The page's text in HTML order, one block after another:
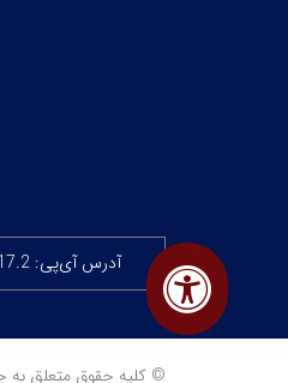
آدرس آی‌پی:
© کلیه حقوق متعلق به